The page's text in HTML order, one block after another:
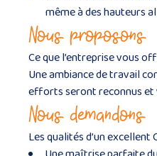
même à des hauteurs
Nous proposons
Ce que l’entreprise vous
Une ambiance de travail
efforts seront reconnus et
Nous demandons
Les qualités d’un excellent